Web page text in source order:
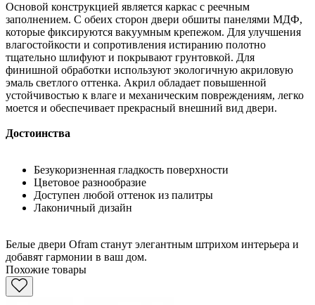
Основой конструкцией является каркас с реечным
заполнением. С обеих сторон двери обшиты панелями МДФ,
которые фиксируются вакуумным крепежом. Для улучшения
влагостойкости и сопротивления истиранию полотно
тщательно шлифуют и покрывают грунтовкой. Для
финишной обработки используют экологичную акриловую
эмаль светлого оттенка. Акрил обладает повышенной
устойчивостью к влаге и механическим повреждениям, легко
моется и обеспечивает прекрасный внешний вид двери.
Достоинства
Безукоризненная гладкость поверхности
Цветовое разнообразие
Доступен любой оттенок из палитры
Лаконичный дизайн
Белые двери Ofram станут элегантным штрихом интерьера и
добавят гармонии в ваш дом.
Похожие товары